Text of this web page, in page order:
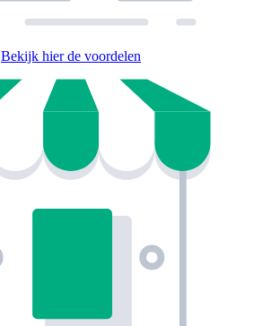
Bekijk hier de voordelen